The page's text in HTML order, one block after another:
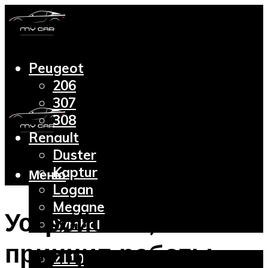
Peugeot
206
307
308
Renault
Duster
Kaptur
Logan
Megane
Symbol
Lada
2110
Меню
Устройство,
принцип работы